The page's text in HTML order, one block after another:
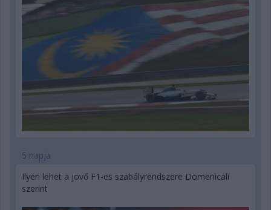
5 napja
Ilyen lehet a jövő F1-es szabályrendszere Domenicali
szerint